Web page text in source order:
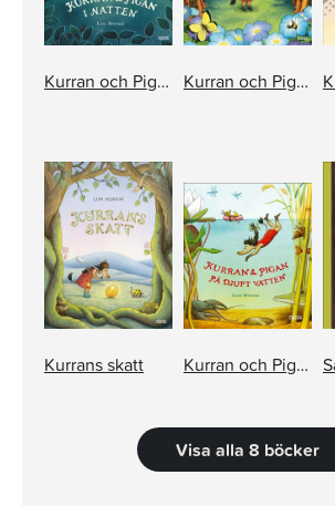
Kurran och Pigan i natten Kurran och Pigan räddar en liten
Kurrans skatt Kurran och Pigan på djupt vatten
Visa alla 8 böcker